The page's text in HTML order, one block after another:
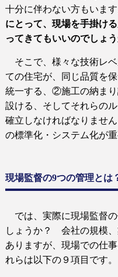
十分に伴わない方もいます
にとって、現場を手掛け
ってきてもいいのでしょう
そこで、様々な技術レ
ての住宅が、同じ品質を
統一する、②施工の納ま
設ける、そしてそれらの
確立しなければなりませ
の標準化・システム化が
現場監督の9つの管理とは
では、実際に現場監督
しょうか？ 会社の規模
ありますが、現場での仕
れらは以下の９項目です。